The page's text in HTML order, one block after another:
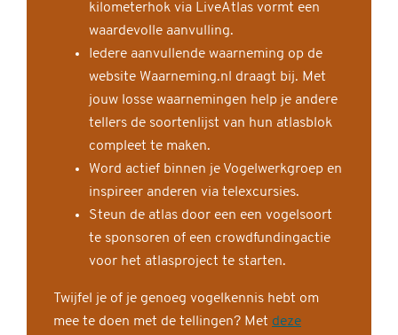
kilometerhok via LiveAtlas vormt een
waardevolle aanvulling.
Iedere aanvullende waarneming op de
website Waarneming.nl draagt bij. Met
jouw losse waarnemingen help je andere
tellers de soortenlijst van hun atlasblok
compleet te maken.
Word actief binnen je Vogelwerkgroep en
inspireer anderen via telexcursies.
Steun de atlas door een een vogelsoort
te sponsoren of een crowdfundingactie
voor het atlasproject te starten.
Twijfel je of je genoeg vogelkennis hebt om
mee te doen met de tellingen? Met deze